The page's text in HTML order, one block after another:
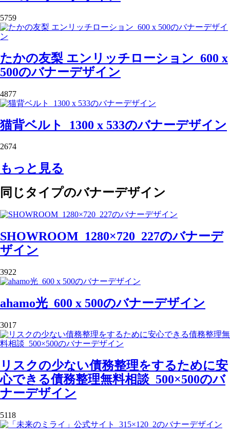
5759
たかの友梨 エンリッチローション_600 x
500のバナーデザイン
4877
猫背ベルト_1300 x 533のバナーデザイン
2674
もっと見る
同じタイプのバナーデザイン
SHOWROOM_1280×720_227のバナーデ
ザイン
3922
ahamo光_600 x 500のバナーデザイン
3017
リスクの少ない債務整理をするために安
心できる債務整理無料相談_500×500のバ
ナーデザイン
5118